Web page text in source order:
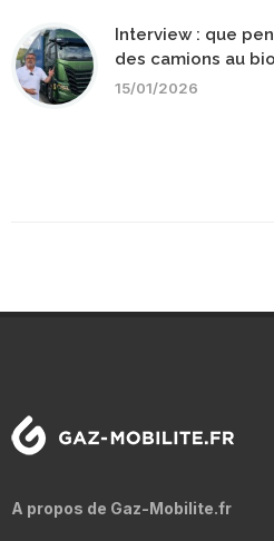
Interview : que
des camions au
15/01/2026
A propos de Gaz-Mobilite.fr